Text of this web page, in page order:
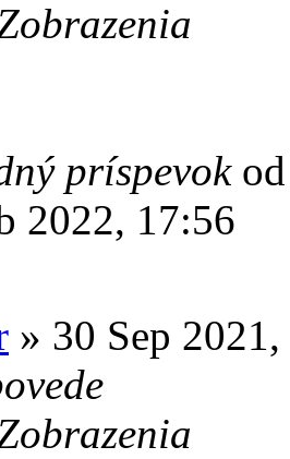
príspevok
2022, 17:56
» 30 Sep